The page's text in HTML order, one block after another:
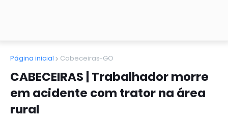
Página inicial Cabeceiras-GO
CABECEIRAS | Trabalhador morre
em acidente com trator na área
rural